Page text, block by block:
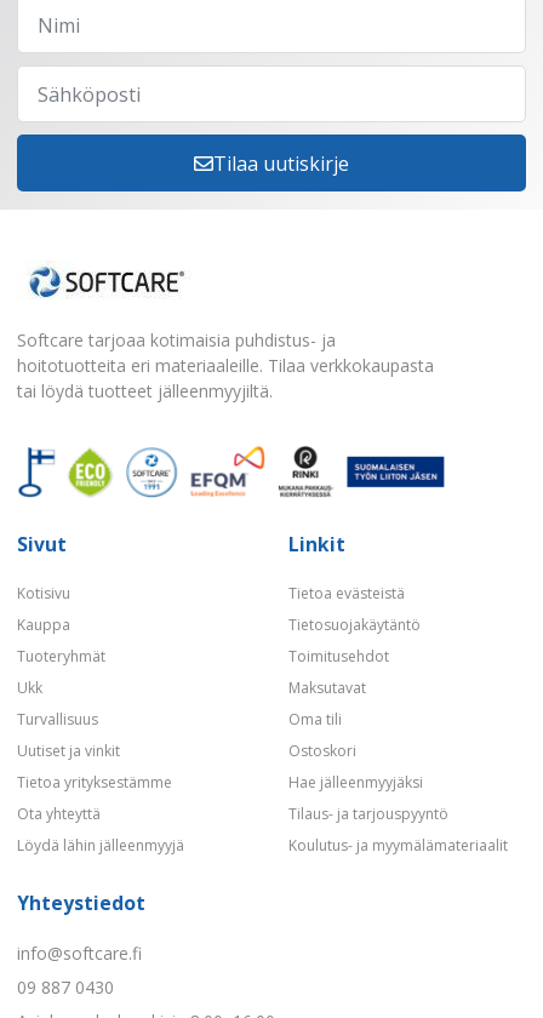
Tilaa uutiskirje
Softcare tarjoaa kotimaisia puhdistus- ja
hoitotuotteita eri materiaaleille. Tilaa verkkokaupasta
tai löydä tuotteet jälleenmyyjiltä.
Sivut
Kotisivu
Kauppa
Tuoteryhmät
Ukk
Turvallisuus
Uutiset ja vinkit
Tietoa yrityksestämme
Ota yhteyttä
Löydä lähin jälleenmyyjä
Linkit
Tietoa evästeistä
Tietosuojakäytäntö
Toimitusehdot
Maksutavat
Oma tili
Ostoskori
Hae jälleenmyyjäksi
Tilaus- ja tarjouspyyntö
Koulutus- ja myymälämateriaalit
Yhteystiedot
info@softcare.fi
09 887 0430